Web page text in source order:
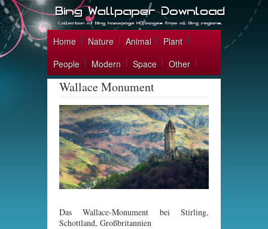
Home Nature Animal
Plant
People
Modern Space Other
Wallace Monument
Das Wallace-Monument bei Stirling,
Schottland, Großbritannien